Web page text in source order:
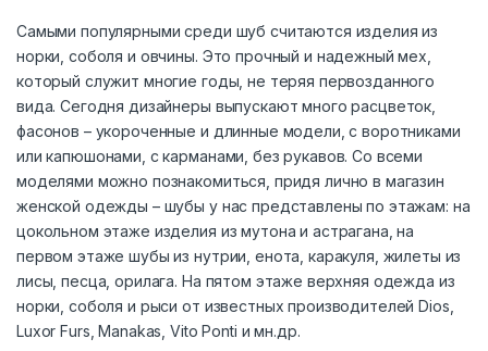
Самыми популярными среди шуб считаются изделия из
норки, соболя и овчины. Это прочный и надежный мех,
который служит многие годы, не теряя первозданного
вида. Сегодня дизайнеры выпускают много расцветок,
фасонов – укороченные и длинные модели, с воротниками
или капюшонами, с карманами, без рукавов. Со всеми
моделями можно познакомиться, придя лично в магазин
женской одежды – шубы у нас представлены по этажам: на
цокольном этаже изделия из мутона и астрагана, на
первом этаже шубы из нутрии, енота, каракуля, жилеты из
лисы, песца, орилага. На пятом этаже верхняя одежда из
норки, соболя и рыси от известных производителей Dios,
Luxor Furs, Manakas, Vito Ponti и мн.др.